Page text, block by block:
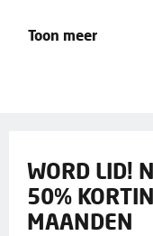
Toon meer
WORD LID!
50%
MAANDEN